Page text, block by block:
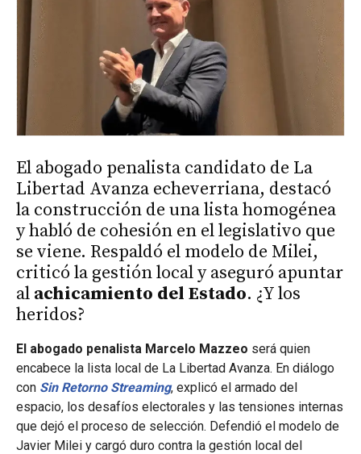
El abogado penalista candidato de La
Libertad Avanza echeverriana, destacó
la construcción de una lista homogénea
y habló de cohesión en el legislativo que
se viene. Respaldó el modelo de Milei,
criticó la gestión local y aseguró apuntar
al achicamiento del Estado. ¿Y los
heridos?
El abogado penalista Marcelo Mazzeo será quien
encabece la lista local de La Libertad Avanza. En diálogo
con Sin Retorno Streaming, explicó el armado del
espacio, los desafíos electorales y las tensiones internas
que dejó el proceso de selección. Defendió el modelo de
Javier Milei y cargó duro contra la gestión local del